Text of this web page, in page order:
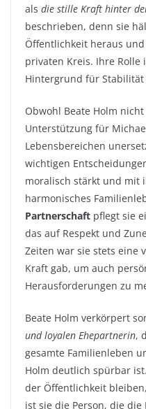
als die stille Kraft hinter
beschrieben, denn sie
Öffentlichkeit heraus
privaten Kreis. Ihre
Hintergrund für Stabilität
Obwohl Beate Holm
Unterstützung für
Lebensbereichen
wichtigen
moralisch stärkt und mit
harmonisches
Partnerschaft pflegt sie
das auf Respekt und
Zeiten war sie stets eine
Kraft gab, um auch
Herausforderungen zu
Beate Holm verkörpert
und loyalen Ehepartnerin,
gesamte Familienleben
Holm deutlich spürbar
der Öffentlichkeit
ist sie die Person, die